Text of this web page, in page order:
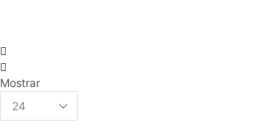
4
Mostrar
por